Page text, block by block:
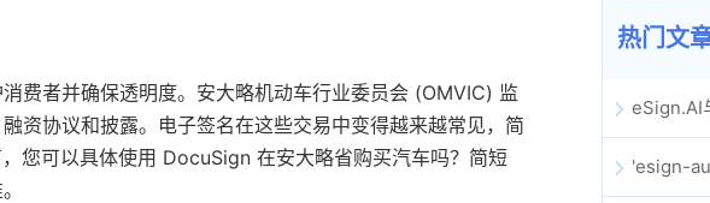
费者并确保透明度。安大略机动车行业委员会 (OMVIC) 监
资协议和披露。电子签名在这些交易中变得越来越常见，简
您可以具体使用 DocuSign 在安大略省购买汽车吗？简短
热门文